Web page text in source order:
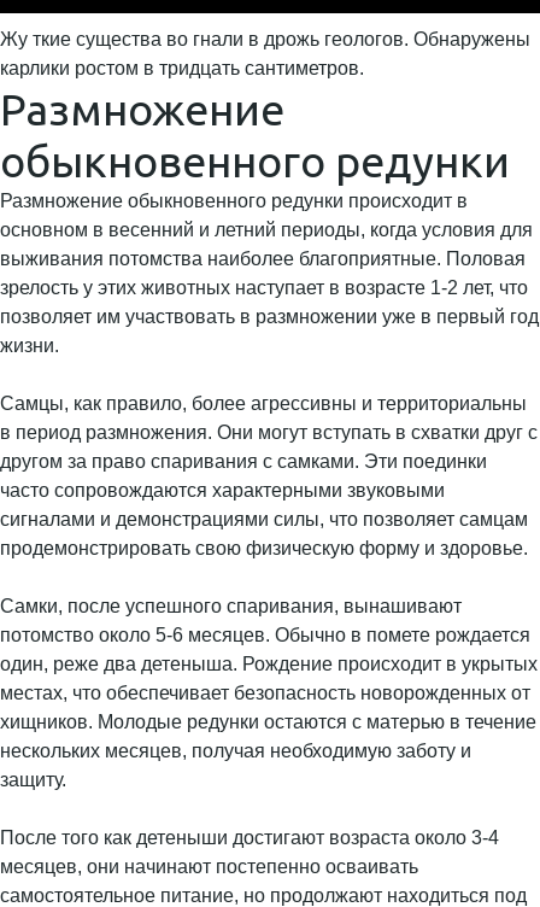
Жу ткие существа во гнали в дрожь геологов. Обнаружены
карлики ростом в тридцать сантиметров.
Размножение
обыкновенного редунки
Размножение обыкновенного редунки происходит в
основном в весенний и летний периоды, когда условия для
выживания потомства наиболее благоприятные. Половая
зрелость у этих животных наступает в возрасте 1-2 лет, что
позволяет им участвовать в размножении уже в первый год
жизни.
Самцы, как правило, более агрессивны и территориальны
в период размножения. Они могут вступать в схватки друг с
другом за право спаривания с самками. Эти поединки
часто сопровождаются характерными звуковыми
сигналами и демонстрациями силы, что позволяет самцам
продемонстрировать свою физическую форму и здоровье.
Самки, после успешного спаривания, вынашивают
потомство около 5-6 месяцев. Обычно в помете рождается
один, реже два детеныша. Рождение происходит в укрытых
местах, что обеспечивает безопасность новорожденных от
хищников. Молодые редунки остаются с матерью в течение
нескольких месяцев, получая необходимую заботу и
защиту.
После того как детеныши достигают возраста около 3-4
месяцев, они начинают постепенно осваивать
самостоятельное питание, но продолжают находиться под